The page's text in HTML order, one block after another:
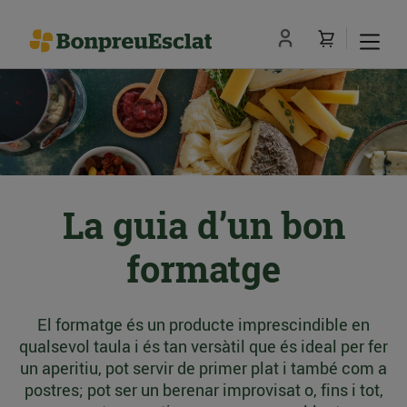
La guia d’un bon
formatge
El formatge és un producte imprescindible en
qualsevol taula i és tan versàtil que és ideal per fer
un aperitiu, pot servir de primer plat i també com a
postres; pot ser un berenar improvisat o, fins i tot,